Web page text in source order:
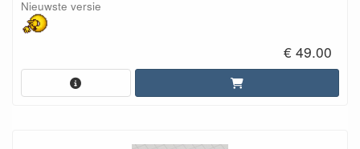
Nieuwste versie
€ 49.00